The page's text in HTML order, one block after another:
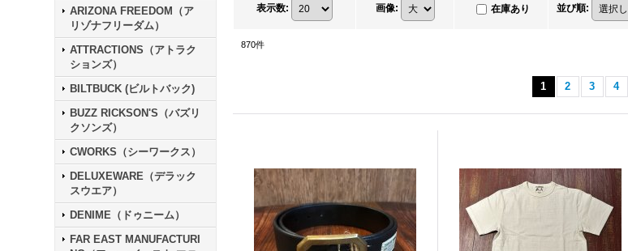
ARIZONA FREEDOM（ア
リゾナフリーダム）
ATTRACTIONS（アトラク
ションズ）
BILTBUCK (ビルトバック)
BUZZ RICKSON'S（バズリ
クソンズ）
CWORKS（シーワークス）
DELUXEWARE（デラック
スウエア）
DENIME（ドゥニーム）
FAR EAST MANUFACTURI
表示数: 画像: 在庫あり 並び順:
870件
1 2 3 4